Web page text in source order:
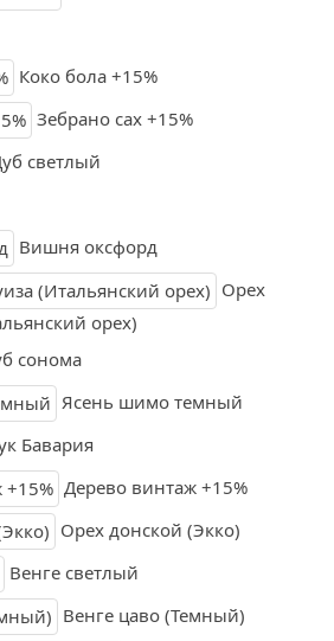
Коко бола +15%
Зебрано сах +15%
светлый
Вишня оксфорд
Орех
орех)
сонома
Ясень шимо темный
Бавария
Дерево винтаж +15%
Орех донской (Экко)
Венге светлый
Венге цаво (Темный)